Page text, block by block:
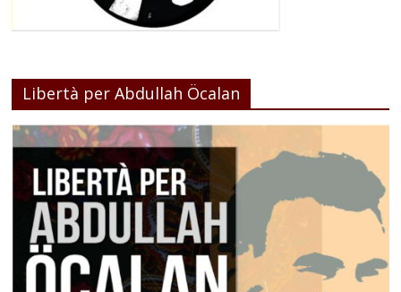
Libertà per Abdullah Öcalan